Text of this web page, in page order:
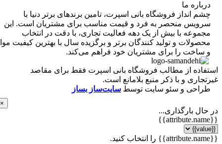
ما
انداز فروشگاه‌ بانی اسپرت، تامین برندهای برتر دنیا با
منحصر به فرد و قیمت مناسب برای مشتریان است. این
با بیش از یک دهه فعالیت تجاری، با دقت در انتخاب
و تولید کنندگان برتر و برگزیده سال با بهترین کیفیت مواد
را برای مشتریان خود فراهم می‌کند.
از مطالب فروشگاه بانی اسپرت فقط برای مقاصد
و با ذکر منبع بلامانع است.
و سئو سایت توسطسایت‌ساز بساز
بارگذاری...